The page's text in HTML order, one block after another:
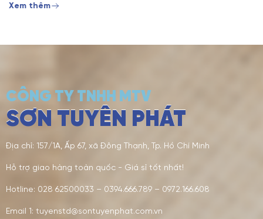
Xem thêm
CÔNG TY TNHH MTV
SƠN TUYÊN PHÁT
Địa chỉ: 157/1A, Ấp 67, xã Đông Thạnh, Tp. Hồ Chí Minh
Hỗ trợ giao hàng toàn quốc - Giá sỉ tốt nhất!
Hotline: 028 62500033 – 0394.666.789 – 0972.166.608
Email 1: tuyenstd@sontuyenphat.com.vn